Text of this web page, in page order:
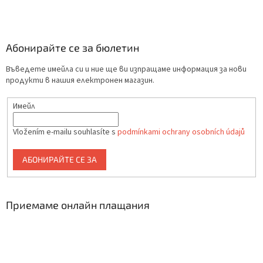
Абонирайте се за бюлетин
Въведете имейла си и ние ще ви изпращаме информация за нови
продукти в нашия електронен магазин.
Имейл
Vložením e-mailu souhlasíte s podmínkami ochrany osobních údajů
АБОНИРАЙТЕ СЕ ЗА
Приемаме онлайн плащания